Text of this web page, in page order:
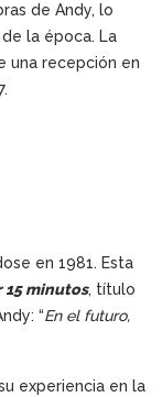
de Andy, lo
la época. La
una recepción en
en 1981. Esta
15 minutos, título
“En el futuro,
experiencia en la